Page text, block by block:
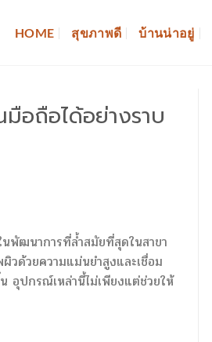
HOME สุขภาพดี บ้านน่าอยู่
มือถือได้อย่างราบ
พัฒนาการที่ล้ำสมัยที่สุดในสาขา
ด้วยความแม่นยำสูงและเชื่อม
อุปกรณ์เหล่านี้ไม่เพียงแต่ช่วยให้